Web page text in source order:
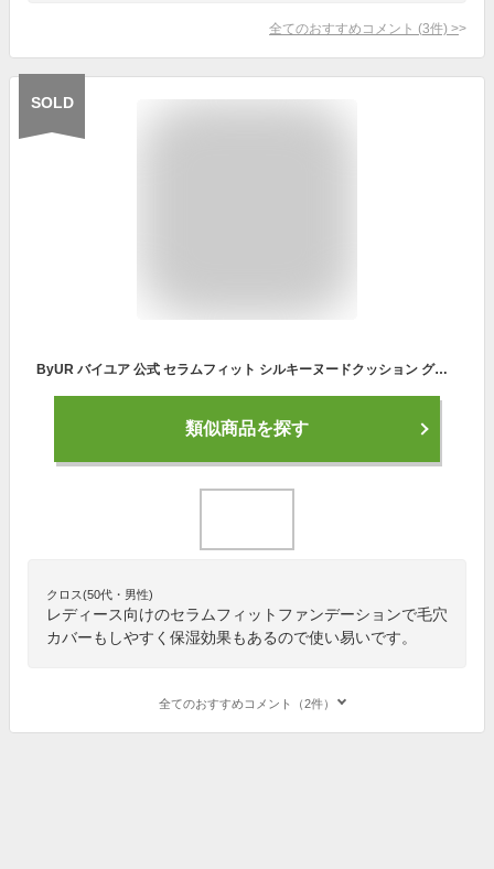
全てのおすすめコメント (3件) >
SOLD
ByUR バイユア 公式 セラムフィット シルキーヌードクッション グロークッション クッションファンデ クッションファンデーション ファンデーション 韓国コスメ ベースメイク カバー力 高密着 ツヤ肌 セミツヤ肌 薄膜ファンデ 毛穴カバー 崩れ防止
類似商品を探す
クロス(50代・男性)
レディース向けのセラムフィットファンデーションで毛穴
カバーもしやすく保湿効果もあるので使い易いです。
全てのおすすめコメント（2件）